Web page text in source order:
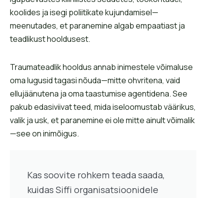
koolides ja isegi poliitikate kujundamisel—
meenutades, et paranemine algab empaatiast ja
teadlikust hooldusest.
Traumateadlik hooldus annab inimestele võimaluse
oma lugusid tagasi nõuda—mitte ohvritena, vaid
ellujäänutena ja oma taastumise agentidena. See
pakub edasiviivat teed, mida iseloomustab väärikus,
valik ja usk, et paranemine ei ole mitte ainult võimalik
—see on inimõigus.
Kas soovite rohkem teada saada,
kuidas Siffi organisatsioonidele